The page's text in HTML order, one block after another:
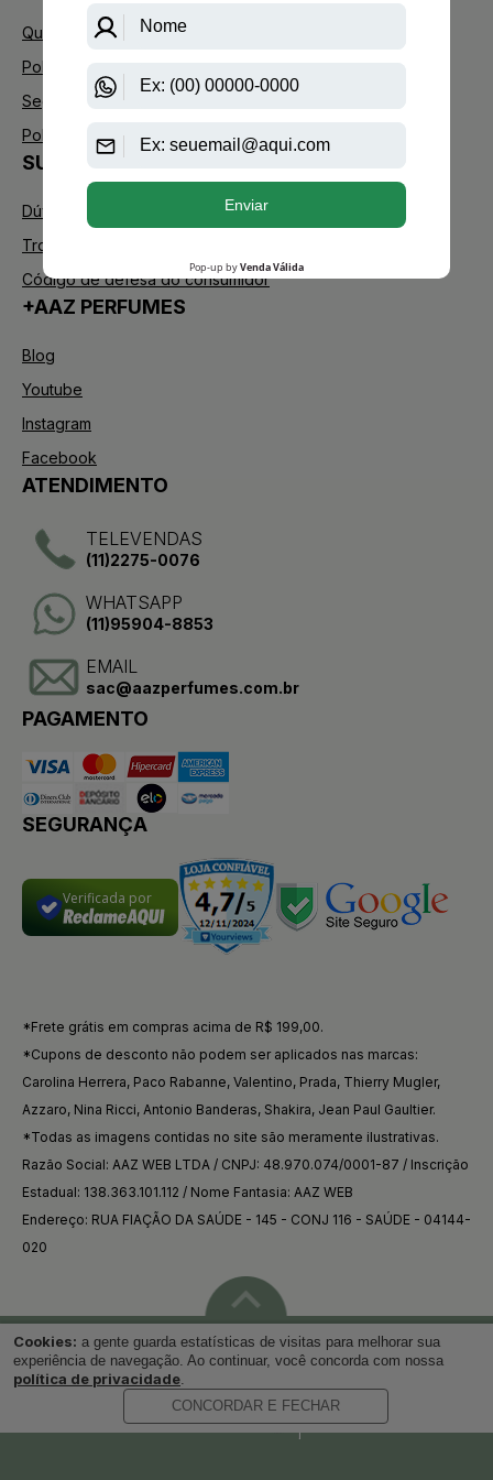
Quem Somos
Política de Privacidade
Segurança
Política de Troca
SUPORTE
Dúvidas Frequentes
Trocas e Devoluções
Código de defesa do consumidor
+AAZ PERFUMES
Blog
Youtube
Instagram
Facebook
ATENDIMENTO
TELEVENDAS
(11)2275-0076
WHATSAPP
(11)95904-8853
EMAIL
sac@aazperfumes.com.br
PAGAMENTO
SEGURANÇA
Verificada por
*Frete grátis em compras acima de R$ 199,00.
*Cupons de desconto não podem ser aplicados nas marcas:
Carolina Herrera, Paco Rabanne, Valentino, Prada, Thierry Mugler,
Azzaro, Nina Ricci, Antonio Banderas, Shakira, Jean Paul Gaultier.
*Todas as imagens contidas no site são meramente ilustrativas.
Razão Social: AAZ WEB LTDA / CNPJ: 48.970.074/0001-87 / Inscrição
Estadual: 138.363.101.112 / Nome Fantasia: AAZ WEB
Endereço: RUA FIAÇÃO DA SAÚDE - 145 - CONJ 116 - SAÚDE - 04144-
020
Voltar ao topo
Desenvolvido por
Cookies: a gente guarda estatísticas de visitas para melhorar sua
experiência de navegação. Ao continuar, você concorda com nossa
política de privacidade.
CONCORDAR E FECHAR